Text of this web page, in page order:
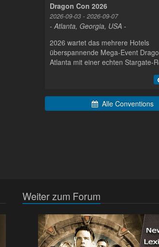
Dragon Con 2026
2026-09-03 - 2026-09-07
- Atlanta, Georgia, USA -
2026 wartet das mehrere Hotels
überspannende Mega-Event
Atlanta mit einer echten Stargate-
Alle Conventions
Weiter zum Forum